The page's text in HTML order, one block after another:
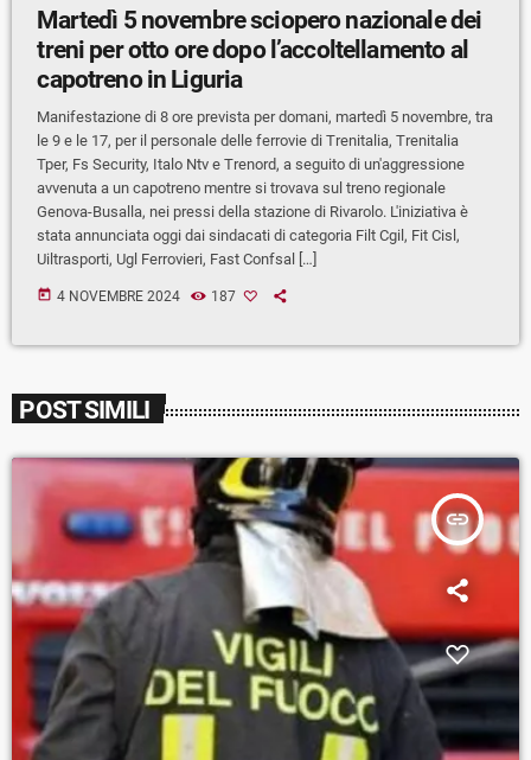
Martedì 5 novembre sciopero nazionale dei
treni per otto ore dopo l’accoltellamento al
capotreno in Liguria
Manifestazione di 8 ore prevista per domani, martedì 5 novembre, tra
le 9 e le 17, per il personale delle ferrovie di Trenitalia, Trenitalia
Tper, Fs Security, Italo Ntv e Trenord, a seguito di un'aggressione
avvenuta a un capotreno mentre si trovava sul treno regionale
Genova-Busalla, nei pressi della stazione di Rivarolo. L'iniziativa è
stata annunciata oggi dai sindacati di categoria Filt Cgil, Fit Cisl,
Uiltrasporti, Ugl Ferrovieri, Fast Confsal […]
today 4 NOVEMBRE 2024 187
POST SIMILI
insert_link